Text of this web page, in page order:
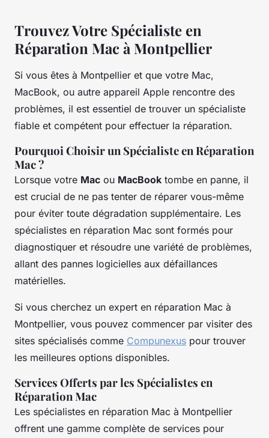
Trouvez Votre Spécialiste en
Réparation Mac à Montpellier
Si vous êtes à Montpellier et que votre Mac,
MacBook, ou autre appareil Apple rencontre des
problèmes, il est essentiel de trouver un spécialiste
fiable et compétent pour effectuer la réparation.
Pourquoi Choisir un Spécialiste en Réparation
Mac ?
Lorsque votre Mac ou MacBook tombe en panne, il
est crucial de ne pas tenter de réparer vous-même
pour éviter toute dégradation supplémentaire. Les
spécialistes en réparation Mac sont formés pour
diagnostiquer et résoudre une variété de problèmes,
allant des pannes logicielles aux défaillances
matérielles.
Si vous cherchez un expert en réparation Mac à
Montpellier, vous pouvez commencer par visiter des
sites spécialisés comme Compunexus pour trouver
les meilleures options disponibles.
Services Offerts par les Spécialistes en
Réparation Mac
Les spécialistes en réparation Mac à Montpellier
offrent une gamme complète de services pour